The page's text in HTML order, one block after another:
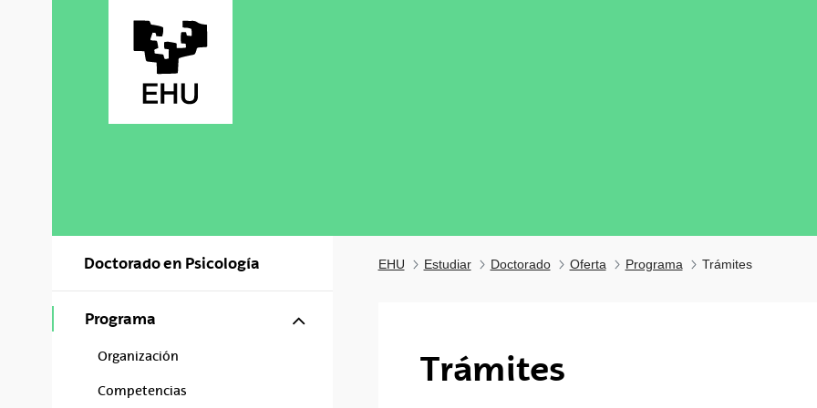
Doctorado en Psicología
Programa Mostrar/ocultar subpáginas
Organización
Competencias
EHU Estudiar Doctorado Oferta Programa Trámites
Trámites